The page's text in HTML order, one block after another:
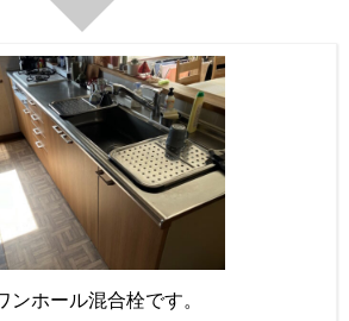
ホール混合栓です。